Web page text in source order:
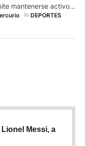
mantenerse activos
In DEPORTES
Messi, a